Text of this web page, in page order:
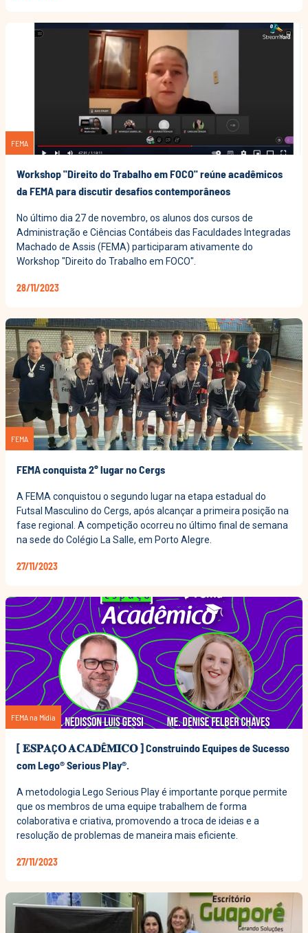
FEMA
Workshop "Direito do Trabalho em FOCO" reúne acadêmicos
da FEMA para discutir desafios contemporâneos
No último dia 27 de novembro, os alunos dos cursos de
Administração e Ciências Contábeis das Faculdades Integradas
Machado de Assis (FEMA) participaram ativamente do
Workshop "Direito do Trabalho em FOCO".
28/11/2023
FEMA
FEMA conquista 2° lugar no Cergs
A FEMA conquistou o segundo lugar na etapa estadual do
Futsal Masculino do Cergs, após alcançar a primeira posição na
fase regional. A competição ocorreu no último final de semana
na sede do Colégio La Salle, em Porto Alegre.
27/11/2023
FEMA na Mídia
[ 𝐄𝐒𝐏𝐀Ç𝐎 𝐀𝐂𝐀𝐃Ê𝐌𝐈𝐂𝐎 ] Construindo Equipes de Sucesso
com Lego® Serious Play®.
A metodologia Lego Serious Play é importante porque permite
que os membros de uma equipe trabalhem de forma
colaborativa e criativa, promovendo a troca de ideias e a
resolução de problemas de maneira mais eficiente.
27/11/2023